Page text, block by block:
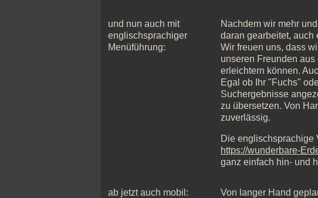
und nun auch mit
englischsprachiger
Menüführung:
Nachdem wir mehr
daran gearbeitet,
Wir freuen uns, dass
unseren Freunden
erleichtern können.
Egal ob Ihr "Fuchs"
Suchergebnisse
zu übersetzen. Von
zuverlässig.
Die englischsprachige
https://wunderbare-
ganz einfach hin- und
ab jetzt auch mobil:
Von langer Hand